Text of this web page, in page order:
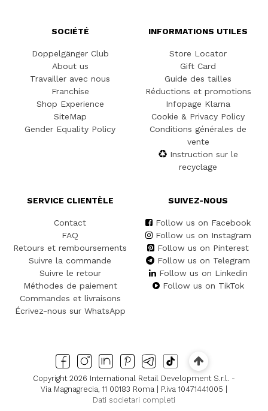
SOCIÉTÉ
Doppelgänger Club
About us
Travailler avec nous
Franchise
Shop Experience
SiteMap
Gender Equality Policy
INFORMATIONS UTILES
Store Locator
Gift Card
Guide des tailles
Réductions et promotions
Infopage Klarna
Cookie & Privacy Policy
Conditions générales de
vente
Instruction sur le
recyclage
SERVICE CLIENTÈLE
Contact
FAQ
Retours et remboursements
Suivre la commande
Suivre le retour
Méthodes de paiement
Commandes et livraisons
Écrivez-nous sur WhatsApp
SUIVEZ-NOUS
Follow us on Facebook
Follow us on Instagram
Follow us on Pinterest
Follow us on Telegram
Follow us on Linkedin
Follow us on TikTok
Copyright 2026 International Retail Development S.r.l. -
Via Magnagrecia, 11 00183 Roma | P.iva 10471441005 |
Dati societari completi